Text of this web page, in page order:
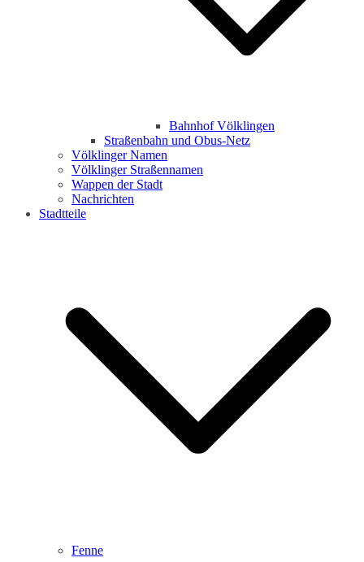
Bahnhof Völklingen
Straßenbahn und Obus-Netz
Völklinger Namen
Völklinger Straßennamen
Wappen der Stadt
Nachrichten
Stadtteile
Fenne